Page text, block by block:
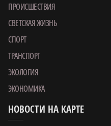
ПРОИСШЕСТВИЯ
СВЕТСКАЯ ЖИЗНЬ
СПОРТ
ТРАНСПОРТ
ЭКОЛОГИЯ
ЭКОНОМИКА
НОВОСТИ НА КАРТЕ